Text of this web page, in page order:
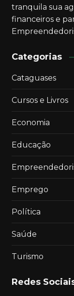
tranquila sua
financeiros e
Categorias
Cataguases
Cursos e Livros
Economia
Educação
Emprego
Política
Saúde
Turismo
Redes